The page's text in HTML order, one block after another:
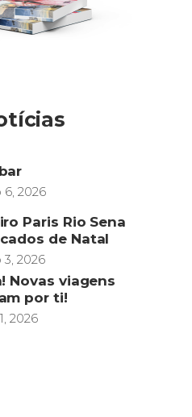
2026
Paris Rio Sena
de Natal
2026
Novas viagens
por ti!
2026